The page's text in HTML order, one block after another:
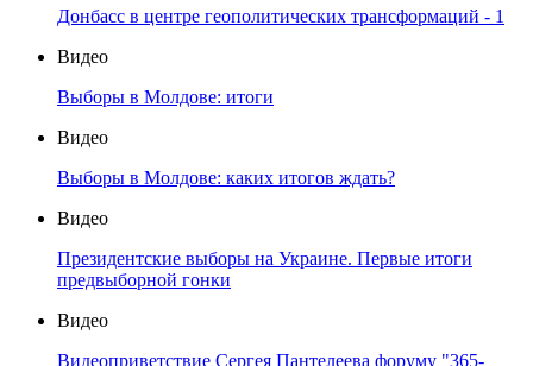
Донбасс в центре геополитических трансформаций - 1
Видео
Выборы в Молдове: итоги
Видео
Выборы в Молдове: каких итогов ждать?
Видео
Президентские выборы на Украине. Первые итоги
предвыборной гонки
Видео
Видеоприветствие Сергея Пантелеева форуму "365-